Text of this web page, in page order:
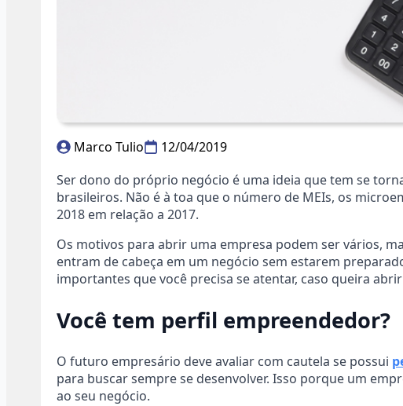
Marco Tulio
12/04/2019
Ser dono do próprio negócio é uma ideia que tem se
brasileiros. Não é à toa que o número de MEIs, os
2018 em relação a 2017.
Os motivos para abrir uma empresa podem ser vários,
entram de cabeça em um negócio sem estarem
importantes que você precisa se atentar, caso queira
Você tem perfil empreendedor?
O futuro empresário deve avaliar com cautela se possui
para buscar sempre se desenvolver. Isso porque um
ao seu negócio.